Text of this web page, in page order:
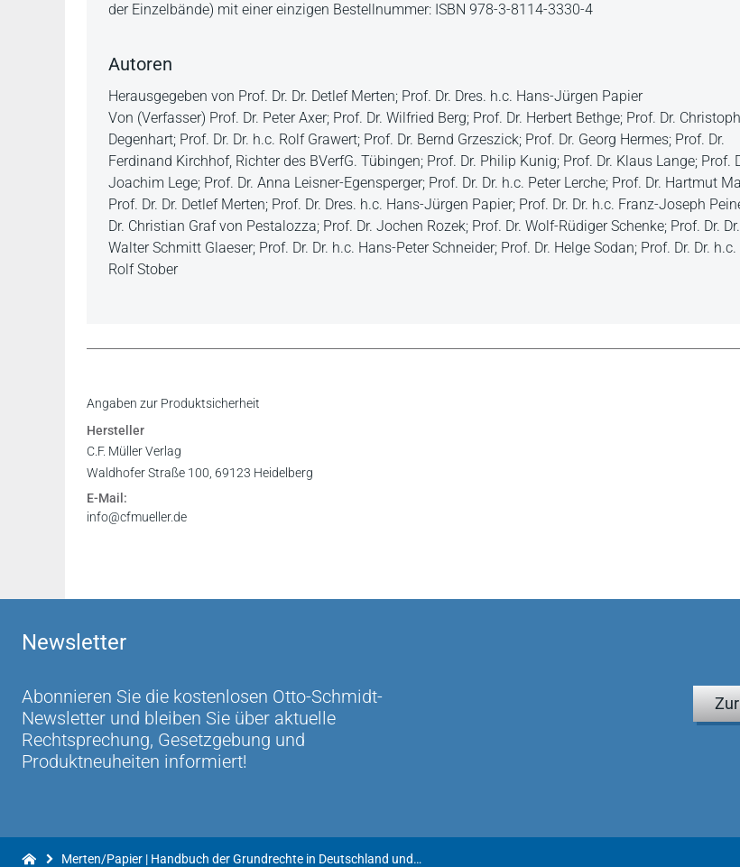
der Einzelbände) mit einer einzigen Bestellnummer: ISBN 978-3-8114-3330-4
Autoren
Herausgegeben von Prof. Dr. Dr. Detlef Merten; Prof. Dr. Dres. h.c. Hans-Jürgen Papier
Von (Verfasser) Prof. Dr. Peter Axer; Prof. Dr. Wilfried Berg; Prof. Dr. Herbert Bethge; Prof. Dr. Christoph
Degenhart; Prof. Dr. Dr. h.c. Rolf Grawert; Prof. Dr. Bernd Grzeszick; Prof. Dr. Georg Hermes; Prof. Dr.
Ferdinand Kirchhof, Richter des BVerfG. Tübingen; Prof. Dr. Philip Kunig; Prof. Dr. Klaus Lange; Prof.
Joachim Lege; Prof. Dr. Anna Leisner-Egensperger; Prof. Dr. Dr. h.c. Peter Lerche; Prof. Dr. Hartmut
Prof. Dr. Dr. Detlef Merten; Prof. Dr. Dres. h.c. Hans-Jürgen Papier; Prof. Dr. Dr. h.c. Franz-Joseph
Dr. Christian Graf von Pestalozza; Prof. Dr. Jochen Rozek; Prof. Dr. Wolf-Rüdiger Schenke; Prof. Dr.
Walter Schmitt Glaeser; Prof. Dr. Dr. h.c. Hans-Peter Schneider; Prof. Dr. Helge Sodan; Prof. Dr. Dr.
Rolf Stober
Inhaltsverzeichnis
Leseprobe
Leseprobe
Leseprobe
Angaben zur Produktsicherheit
Hersteller
C.F. Müller Verlag
Waldhofer Straße 100, 69123 Heidelberg
E-Mail:
info@cfmueller.de
Newsletter
Abonnieren Sie die kostenlosen Otto-Schmidt-
Newsletter und bleiben Sie über aktuelle
Rechtsprechung, Gesetzgebung und
Produktneuheiten informiert!
Merten/Papier | Handbuch der Grundrechte in Deutschland und Europa